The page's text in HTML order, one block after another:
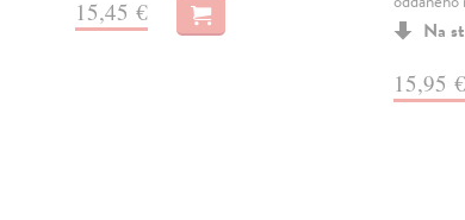
15,45 €
Na
15,95 €